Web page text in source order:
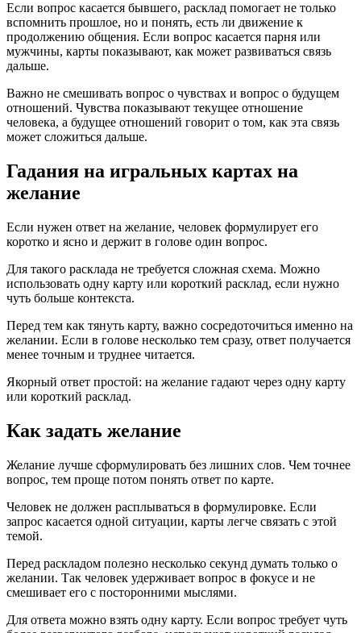
Если вопрос касается бывшего, расклад помогает не только
вспомнить прошлое, но и понять, есть ли движение к
продолжению общения. Если вопрос касается парня или
мужчины, карты показывают, как может развиваться связь
дальше.
Важно не смешивать вопрос о чувствах и вопрос о будущем
отношений. Чувства показывают текущее отношение
человека, а будущее отношений говорит о том, как эта связь
может сложиться дальше.
Гадания на игральных картах на
желание
Если нужен ответ на желание, человек формулирует его
коротко и ясно и держит в голове один вопрос.
Для такого расклада не требуется сложная схема. Можно
использовать одну карту или короткий расклад, если нужно
чуть больше контекста.
Перед тем как тянуть карту, важно сосредоточиться именно на
желании. Если в голове несколько тем сразу, ответ получается
менее точным и труднее читается.
Якорный ответ простой: на желание гадают через одну карту
или короткий расклад.
Как задать желание
Желание лучше сформулировать без лишних слов. Чем точнее
вопрос, тем проще потом понять ответ по карте.
Человек не должен расплываться в формулировке. Если
запрос касается одной ситуации, карты легче связать с этой
темой.
Перед раскладом полезно несколько секунд думать только о
желании. Так человек удерживает вопрос в фокусе и не
смешивает его с посторонними мыслями.
Для ответа можно взять одну карту. Если вопрос требует чуть